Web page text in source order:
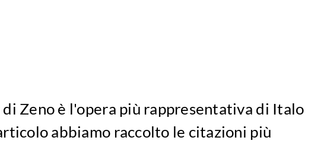
di Zeno è l'opera più rappresentativa di Italo
abbiamo raccolto le citazioni più